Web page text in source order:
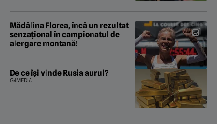
Mădălina Florea, încă un rezultat
senzațional în campionatul de
alergare montană!
De ce își vinde Rusia aurul?
G4MEDIA